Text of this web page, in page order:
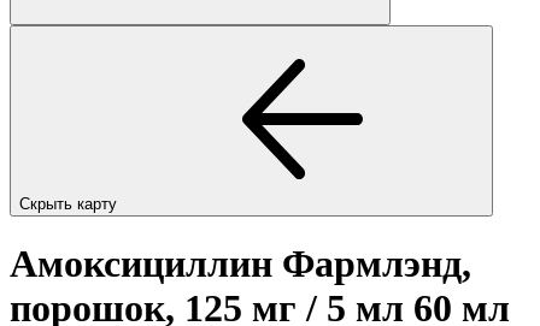
Скрыть карту
Амоксициллин Фармлэнд,
порошок, 125 мг / 5 мл 60 мл